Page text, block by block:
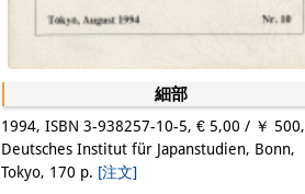
細部
1994, ISBN 3-938257-10-5, € 5,00 / ￥ 500,
Deutsches Institut für Japanstudien, Bonn,
Tokyo, 170 p. [注文]